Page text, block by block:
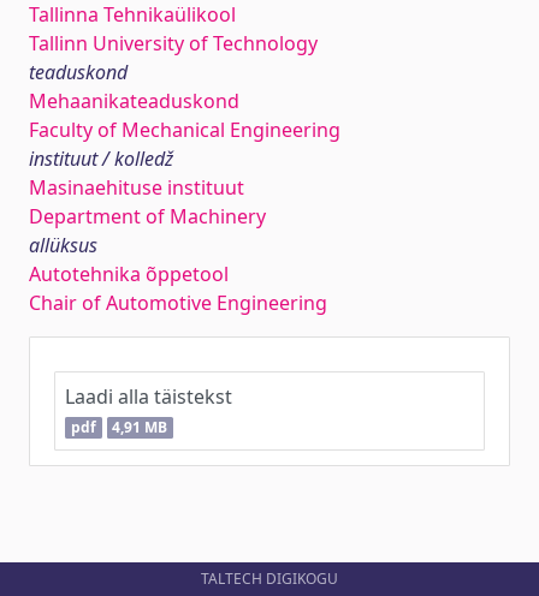
Tallinna Tehnikaülikool
Tallinn University of Technology
teaduskond
Mehaanikateaduskond
Faculty of Mechanical Engineering
instituut / kolledž
Masinaehituse instituut
Department of Machinery
allüksus
Autotehnika õppetool
Chair of Automotive Engineering
Laadi alla täistekst
pdf 4,91 MB
TALTECH DIGIKOGU